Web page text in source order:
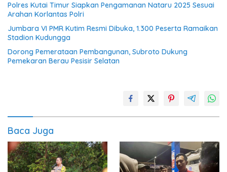
Polres Kutai Timur Siapkan Pengamanan Nataru 2025 Sesuai
Arahan Korlantas Polri
Jumbara VI PMR Kutim Resmi Dibuka, 1.300 Peserta Ramaikan
Stadion Kudungga
Dorong Pemerataan Pembangunan, Subroto Dukung
Pemekaran Berau Pesisir Selatan
Baca Juga